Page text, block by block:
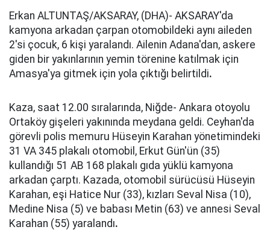
Erkan ALTUNTAŞ/AKSARAY, (DHA)- AKSARAY'da
kamyona arkadan çarpan otomobildeki aynı aileden
2'si çocuk, 6 kişi yaralandı. Ailenin Adana'dan, askere
giden bir yakınlarının yemin törenine katılmak için
Amasya'ya gitmek için yola çıktığı belirtildi.
Kaza, saat 12.00 sıralarında, Niğde- Ankara otoyolu
Ortaköy gişeleri yakınında meydana geldi. Ceyhan'da
görevli polis memuru Hüseyin Karahan yönetimindeki
31 VA 345 plakalı otomobil, Erkut Gün'ün (35)
kullandığı 51 AB 168 plakalı gıda yüklü kamyona
arkadan çarptı. Kazada, otomobil sürücüsü Hüseyin
Karahan, eşi Hatice Nur (33), kızları Seval Nisa (10),
Medine Nisa (5) ve babası Metin (63) ve annesi Seval
Karahan (55) yaralandı.